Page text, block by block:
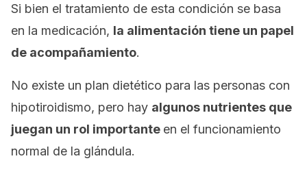
Si bien el tratamiento de esta condición se basa
en la medicación, la alimentación tiene un papel
de acompañamiento.
No existe un plan dietético para las personas con
hipotiroidismo, pero hay algunos nutrientes que
juegan un rol importante en el funcionamiento
normal de la glándula.